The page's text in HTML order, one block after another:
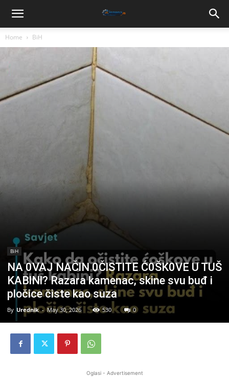
Home BiH
BiH
NA 0VAJ NAČlN 0ČlSTlTE Ć0ŠK0VE U TUŠ
KABlNl? Razara kamenac, skine svu buđ i
pločice čiste kao suza
By Urednik - May 30, 2026 530 0
Oglasi - Advertisement